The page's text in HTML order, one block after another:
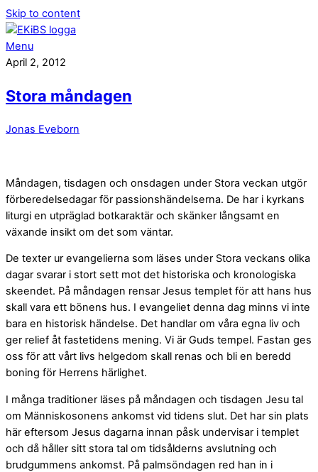
Skip to content
Menu
April 2, 2012
Stora måndagen
Jonas Eveborn
Måndagen, tisdagen och onsdagen under Stora veckan utgör
förberedelsedagar för passionshändelserna. De har i kyrkans
liturgi en utpräglad botkaraktär och skänker långsamt en
växande insikt om det som väntar.
De texter ur evangelierna som läses under Stora veckans olika
dagar svarar i stort sett mot det historiska och kronologiska
skeendet. På måndagen rensar Jesus templet för att hans hus
skall vara ett bönens hus. I evangeliet denna dag minns vi inte
bara en historisk händelse. Det handlar om våra egna liv och
ger relief åt fastetidens mening. Vi är Guds tempel. Fastan ges
oss för att vårt livs helgedom skall renas och bli en beredd
boning för Herrens härlighet.
I många traditioner läses på måndagen och tisdagen Jesu tal
om Människosonens ankomst vid tidens slut. Det har sin plats
här eftersom Jesus dagarna innan påsk undervisar i templet
och då håller sitt stora tal om tidsålderns avslutning och
brudgummens ankomst. På palmsöndagen red han in i